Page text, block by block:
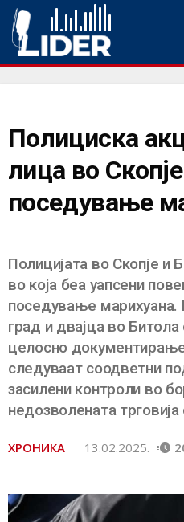
Полициска
лица во
поседување
Полицијата во Скопје и
во која беа уапсени
поседување марихуана.
град и двајца во
целосно
следуваат соодветни
засилени контроли во
недозволената трговија
ХРОНИКА 13.02.2025.